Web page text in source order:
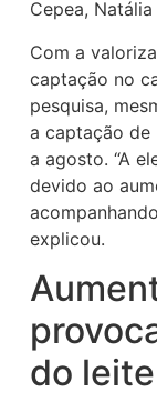
Cepea,
Com a
captação no
pesquisa,
a captação de
a agosto. “A
devido ao
explicou.
do